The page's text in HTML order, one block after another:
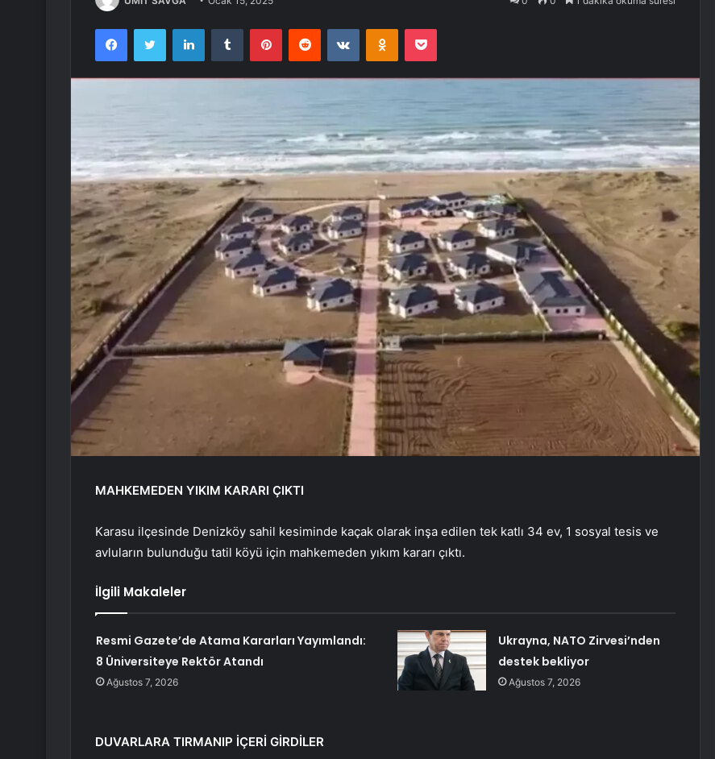
FacebookTwitter LinkedInTumblr PinterestReddit VKontakteOdnoklassniki
Pocket
MAHKEMEDEN YIKIM KARARI ÇIKTI
Karasu ilçesinde Denizköy sahil kesiminde kaçak olarak inşa edilen tek katlı 34 ev, 1 sosyal tesis ve
avluların bulunduğu tatil köyü için mahkemeden yıkım kararı çıktı.
İlgili Makaleler
Resmi Gazete’de Atama Kararları Yayımlandı:
8 Üniversiteye Rektör Atandı
Ağustos 7, 2026
Ukrayna, NATO Zirvesi’nden
destek bekliyor
Ağustos 7, 2026
DUVARLARA TIRMANIP İÇERİ GİRDİLER